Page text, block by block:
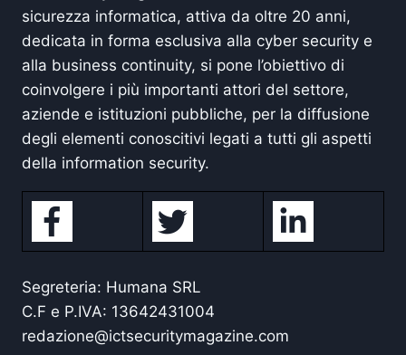
sicurezza informatica, attiva da oltre 20 anni,
dedicata in forma esclusiva alla cyber security e
alla business continuity, si pone l’obiettivo di
coinvolgere i più importanti attori del settore,
aziende e istituzioni pubbliche, per la diffusione
degli elementi conoscitivi legati a tutti gli aspetti
della information security.
Segreteria: Humana SRL
C.F e P.IVA: 13642431004
redazione@ictsecuritymagazine.com